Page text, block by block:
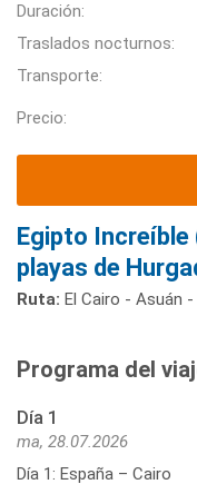
Duración:
Traslados nocturnos:
Transporte:
Precio:
Egipto
playas de
Ruta: El Cairo - Asuán
Programa del
Día 1
ma, 28.07.2026
Día 1: España – Cairo